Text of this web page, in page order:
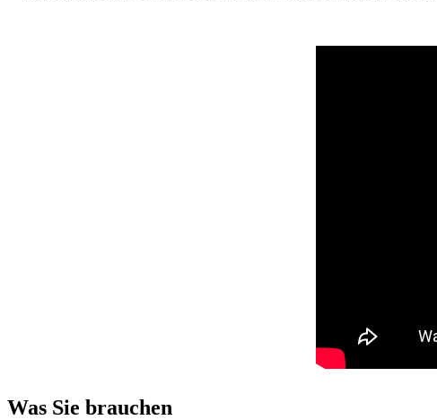
Was Sie brauchen